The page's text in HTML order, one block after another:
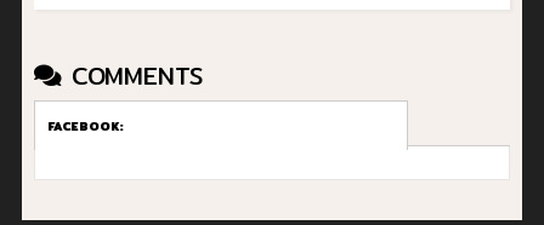
COMMENTS
FACEBOOK: